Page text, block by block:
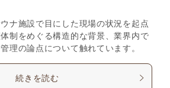
ナ施設で目にした現場の状況を起点
制をめぐる構造的な背景、業界内で
理の論点について触れています。
続きを読む